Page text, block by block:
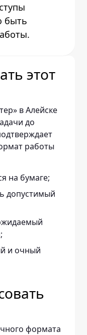
быть
этот
в Алейске
до
работы
на бумаге;
допустимый
и очный
формата